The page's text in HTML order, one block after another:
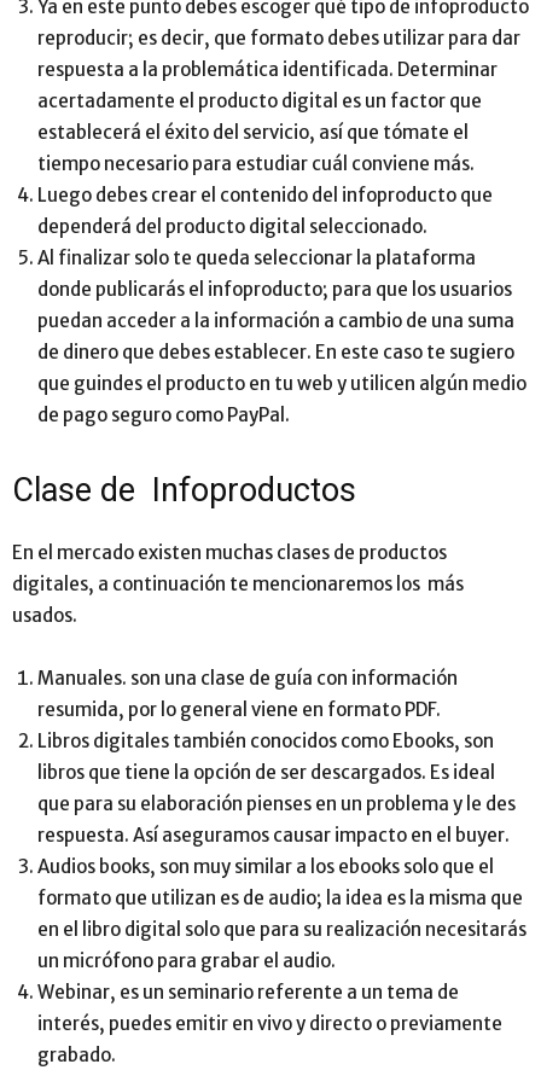
Ya en este punto debes escoger qué tipo de infoproducto
reproducir; es decir, que formato debes utilizar para dar
respuesta a la problemática identificada. Determinar
acertadamente el producto digital es un factor que
establecerá el éxito del servicio, así que tómate el
tiempo necesario para estudiar cuál conviene más.
Luego debes crear el contenido del infoproducto que
dependerá del producto digital seleccionado.
Al finalizar solo te queda seleccionar la plataforma
donde publicarás el infoproducto; para que los usuarios
puedan acceder a la información a cambio de una suma
de dinero que debes establecer. En este caso te sugiero
que guindes el producto en tu web y utilicen algún medio
de pago seguro como PayPal.
Clase de Infoproductos
En el mercado existen muchas clases de productos
digitales, a continuación te mencionaremos los más
usados.
Manuales. son una clase de guía con información
resumida, por lo general viene en formato PDF.
Libros digitales también conocidos como Ebooks, son
libros que tiene la opción de ser descargados. Es ideal
que para su elaboración pienses en un problema y le des
respuesta. Así aseguramos causar impacto en el buyer.
Audios books, son muy similar a los ebooks solo que el
formato que utilizan es de audio; la idea es la misma que
en el libro digital solo que para su realización necesitarás
un micrófono para grabar el audio.
Webinar, es un seminario referente a un tema de
interés, puedes emitir en vivo y directo o previamente
grabado.